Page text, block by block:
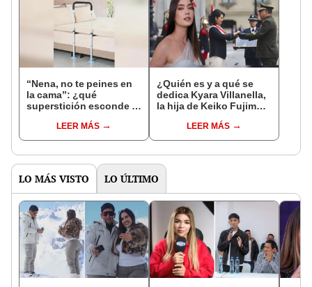
“Nena, no te peines en
la cama”: ¿qué
superstición esconde la
Enanitos Verdes?
LEER MÁS
¿Quién es y a qué se
dedica Kyara Villanella,
la hija de Keiko Fujimori
nivel nacional?
LEER MÁS
LO MÁS VISTO LO ÚLTIMO